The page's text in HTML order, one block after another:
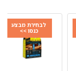
לבחירת מבצע
כנסו >>